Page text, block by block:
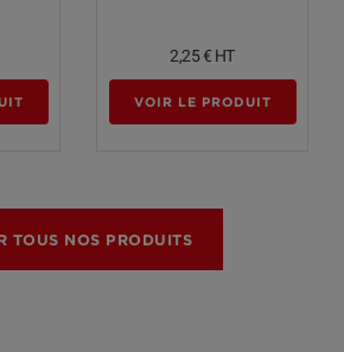
2,25 € HT
VOIR LE PRODUIT
TOUS NOS PRODUITS